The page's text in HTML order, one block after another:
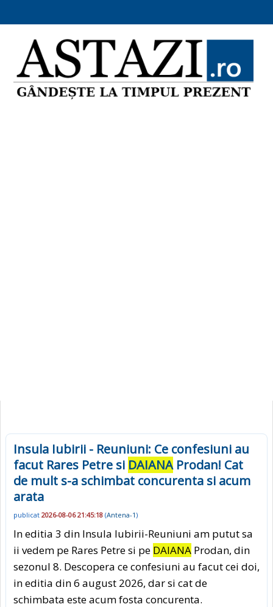
Insula Iubirii - Reuniuni: Ce confesiuni au
facut Rares Petre si DAIANAProdan! Cat
de mult s-a schimbat concurenta si acum
arata
publicat 2026-08-06 21:45:18 (Antena-1)
In editia 3 din Insula Iubirii-Reuniuni am putut sa
ii vedem pe Rares Petre si pe DAIANA Prodan, din
sezonul 8. Descopera ce confesiuni au facut cei doi,
in editia din 6 august 2026, dar si cat de
schimbata este acum fosta concurenta.